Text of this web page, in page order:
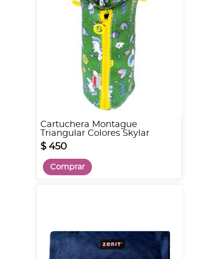
Cartuchera Montague
Triangular Colores Skylar
$ 450
Comprar